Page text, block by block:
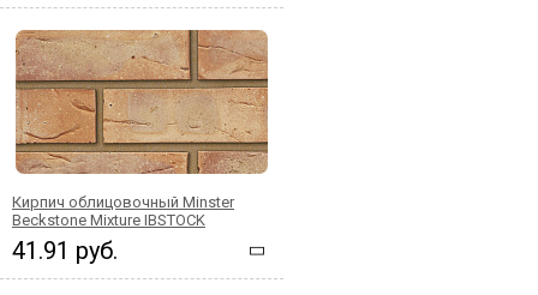
Кирпич облицовочный Minster
Beckstone Mixture IBSTOCK
41.91 руб.